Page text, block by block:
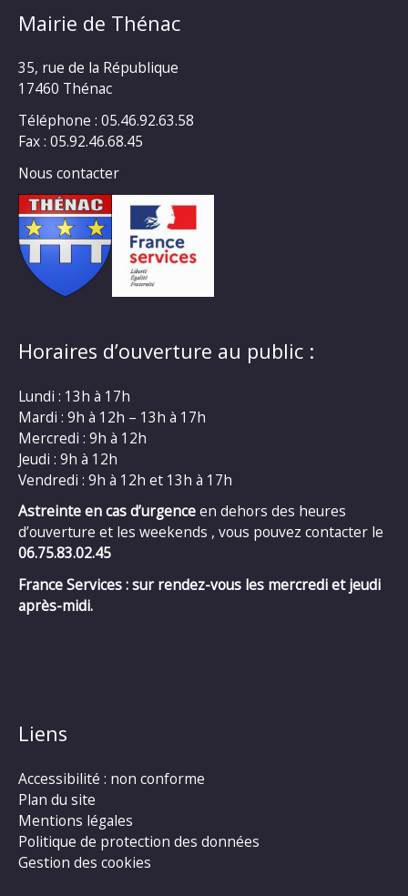
Mairie de Thénac
35, rue de la République
17460 Thénac
Téléphone : 05.46.92.63.58
Fax : 05.92.46.68.45
Nous contacter
Horaires d’ouverture au public :
Lundi : 13h à 17h
Mardi : 9h à 12h – 13h à 17h
Mercredi : 9h à 12h
Jeudi : 9h à 12h
Vendredi : 9h à 12h et 13h à 17h
Astreinte en cas d’urgenceen dehors des heures
d’ouverture et les weekends , vous pouvez contacter le
06.75.83.02.45
France Services : sur rendez-vous les mercredi et jeudi
après-midi.
Liens
Accessibilité : non conforme
Plan du site
Mentions légales
Politique de protection des données
Gestion des cookies